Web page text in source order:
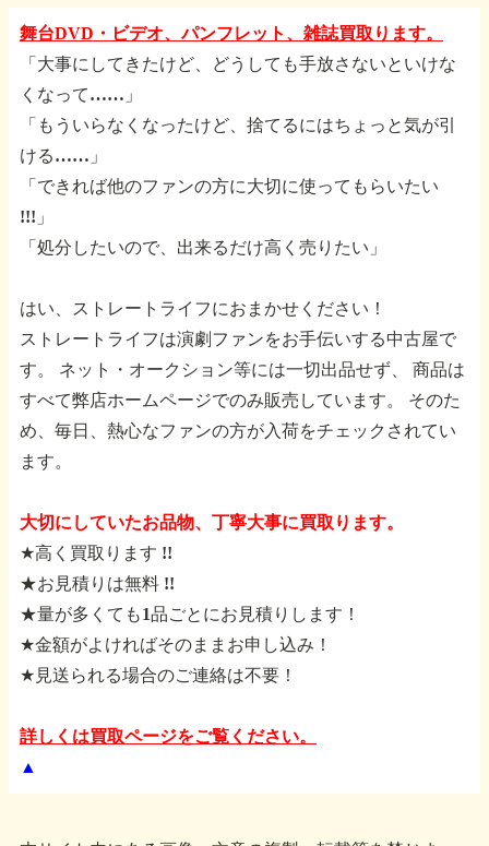
舞台DVD・ビデオ、パンフレット、雑誌買取ります。
「大事にしてきたけど、どうしても手放さないといけな
くなって……」
「もういらなくなったけど、捨てるにはちょっと気が引
ける……」
「できれば他のファンの方に大切に使ってもらいたい
!!!」
「処分したいので、出来るだけ高く売りたい」
はい、ストレートライフにおまかせください！
ストレートライフは演劇ファンをお手伝いする中古屋で
す。
ネット・オークション等には一切出品せず、
商品は
すべて弊店ホームページでのみ販売しています。
そのた
め、毎日、熱心なファンの方が入荷をチェックされてい
ます。
大切にしていたお品物、丁寧大事に買取ります。
★高く買取ります !!
★お見積りは無料 !!
★量が多くても1品ごとにお見積りします！
★金額がよければそのままお申し込み！
★見送られる場合のご連絡は不要！
詳しくは買取ページをご覧ください。
▲